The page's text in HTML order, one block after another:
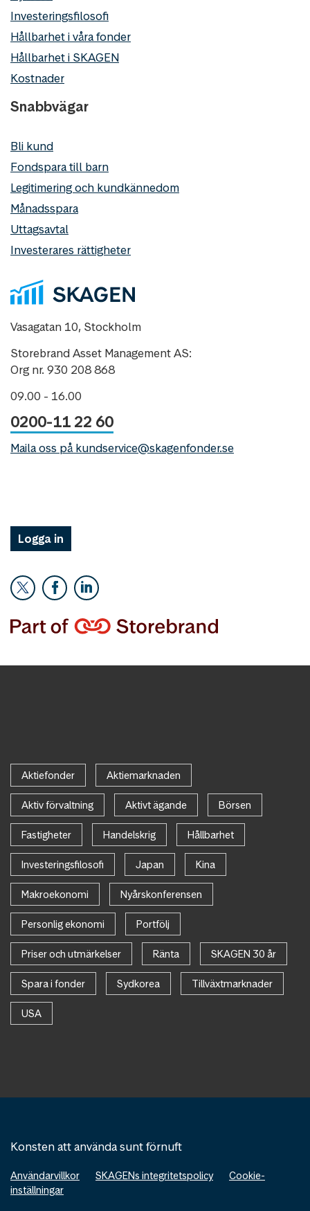
Investeringsfilosofi
Hållbarhet i våra fonder
Hållbarhet i SKAGEN
Kostnader
Snabbvägar
Bli kund
Fondspara till barn
Legitimering och kundkännedom
Månadsspara
Uttagsavtal
Investerares rättigheter
Vasagatan 10, Stockholm
Storebrand Asset Management AS:
Org nr. 930 208 868
09.00 - 16.00
0200-11 22 60
Maila oss på kundservice@skagenfonder.se
Logga in
Aktiefonder Aktiemarknaden
Aktiv förvaltning Aktivt ägande Börsen
Fastigheter Handelskrig Hållbarhet
Investeringsfilosofi Japan Kina
Makroekonomi Nyårskonferensen
Personlig ekonomi Portfölj
Priser och utmärkelser Ränta SKAGEN 30 år
Spara i fonder Sydkorea Tillväxtmarknader
USA
Konsten att använda sunt förnuft
Användarvillkor SKAGENs integritetspolicy
Cookie-
inställningar